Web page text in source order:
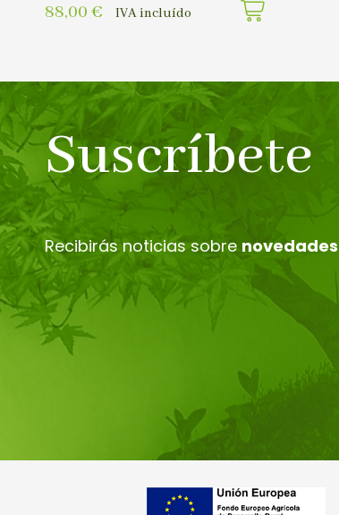
88,00 € IVA incluído
Suscríbete
Recibirás noticias sobre novedades